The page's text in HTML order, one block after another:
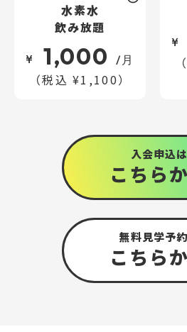
水素水
飲み放題
¥ 1,000 /月
（税込 ¥1,100）
¥
入会申込は
こちら
無料見学予
こちら